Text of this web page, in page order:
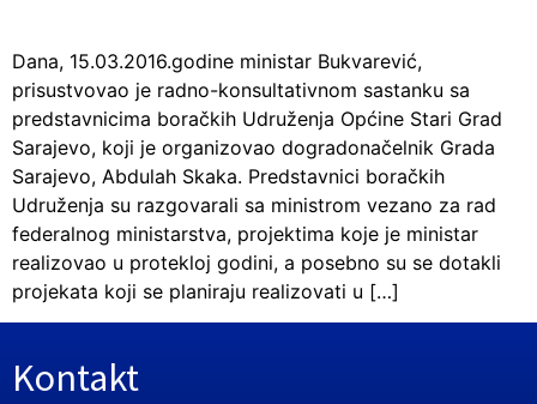
Dana, 15.03.2016.godine ministar Bukvarević,
prisustvovao je radno-konsultativnom sastanku sa
predstavnicima boračkih Udruženja Općine Stari Grad
Sarajevo, koji je organizovao dogradonačelnik Grada
Sarajevo, Abdulah Skaka. Predstavnici boračkih
Udruženja su razgovarali sa ministrom vezano za rad
federalnog ministarstva, projektima koje je ministar
realizovao u protekloj godini, a posebno su se dotakli
projekata koji se planiraju realizovati u […]
Kontakt